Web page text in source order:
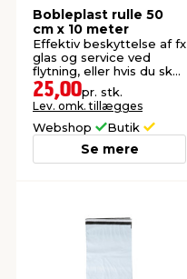
& ukrudt
& standere
& syltning
Bobleplast rulle 50
cm x 10 meter
Effektiv beskyttelse af fx
glas og service ved
flytning, eller hvis du skal
sende noget.
25,00pr. stk.
Lev. omk. tillægges
Webshop Butik
Se mere